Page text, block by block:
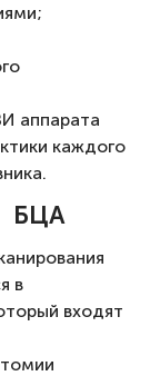
аппарата
каждого
БЦА
в
входят